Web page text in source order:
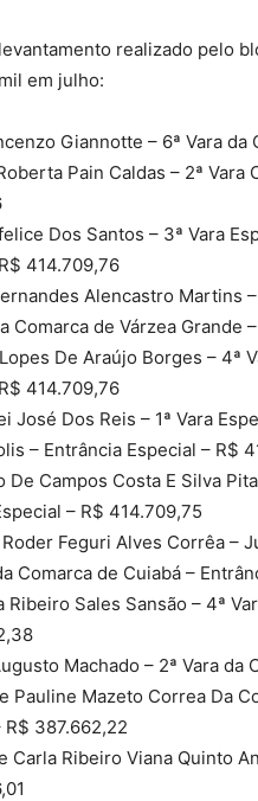
realizado pelo
em julho:
Giannotte – 6ª Vara
Pain Caldas – 2ª
Dos Santos – 3ª Vara
414.709,76
Alencastro Martins
Comarca de Várzea Grande
De Araújo Borges – 4ª
414.709,76
José Dos Reis – 1ª Vara
– Entrância Especial – R$
De Campos Costa E Silva
– R$ 414.709,75
Feguri Alves Corrêa –
Comarca de Cuiabá –
Ribeiro Sales Sansão – 4ª
Machado – 2ª Vara da
Pauline Mazeto Correa Da
R$ 387.662,22
Carla Ribeiro Viana Quinto